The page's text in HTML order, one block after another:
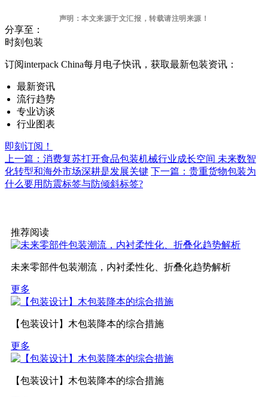
声明：本文来源于文汇报 ，转载请注明来源 ！
分享至：
时刻包装
订阅interpack China每月电子快讯，获取最新包装资讯：
最新资讯
流行趋势
专业访谈
行业图表
即刻订阅！
上一篇：消费复苏打开食品包装机械行业成长空间 未来数智
化转型和海外市场深耕是发展关键 下一篇：贵重货物包装为
什么要用防震标签与防倾斜标签?
推荐阅读
未来零部件包装潮流，内衬柔性化、折叠化趋势解析
更多
【包装设计】木包装降本的综合措施
更多
【包装设计】木包装降本的综合措施